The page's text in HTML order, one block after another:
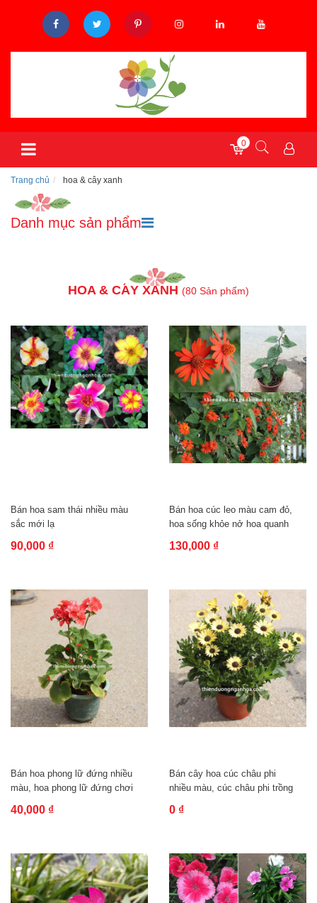
0
Trang chủ hoa & cây xanh
Danh mục sản phẩm
HOA & CÂY XANH (80 Sản phẩm)
Bán hoa sam thái nhiều màu
sắc mới lạ
90,000 ₫
Bán hoa cúc leo màu cam đỏ,
hoa sống khỏe nở hoa quanh
130,000 ₫
Bán hoa phong lữ đứng nhiều
màu, hoa phong lữ đứng chơi
40,000 ₫
Bán cây hoa cúc châu phi
nhiều màu, cúc châu phi trồng
0 ₫